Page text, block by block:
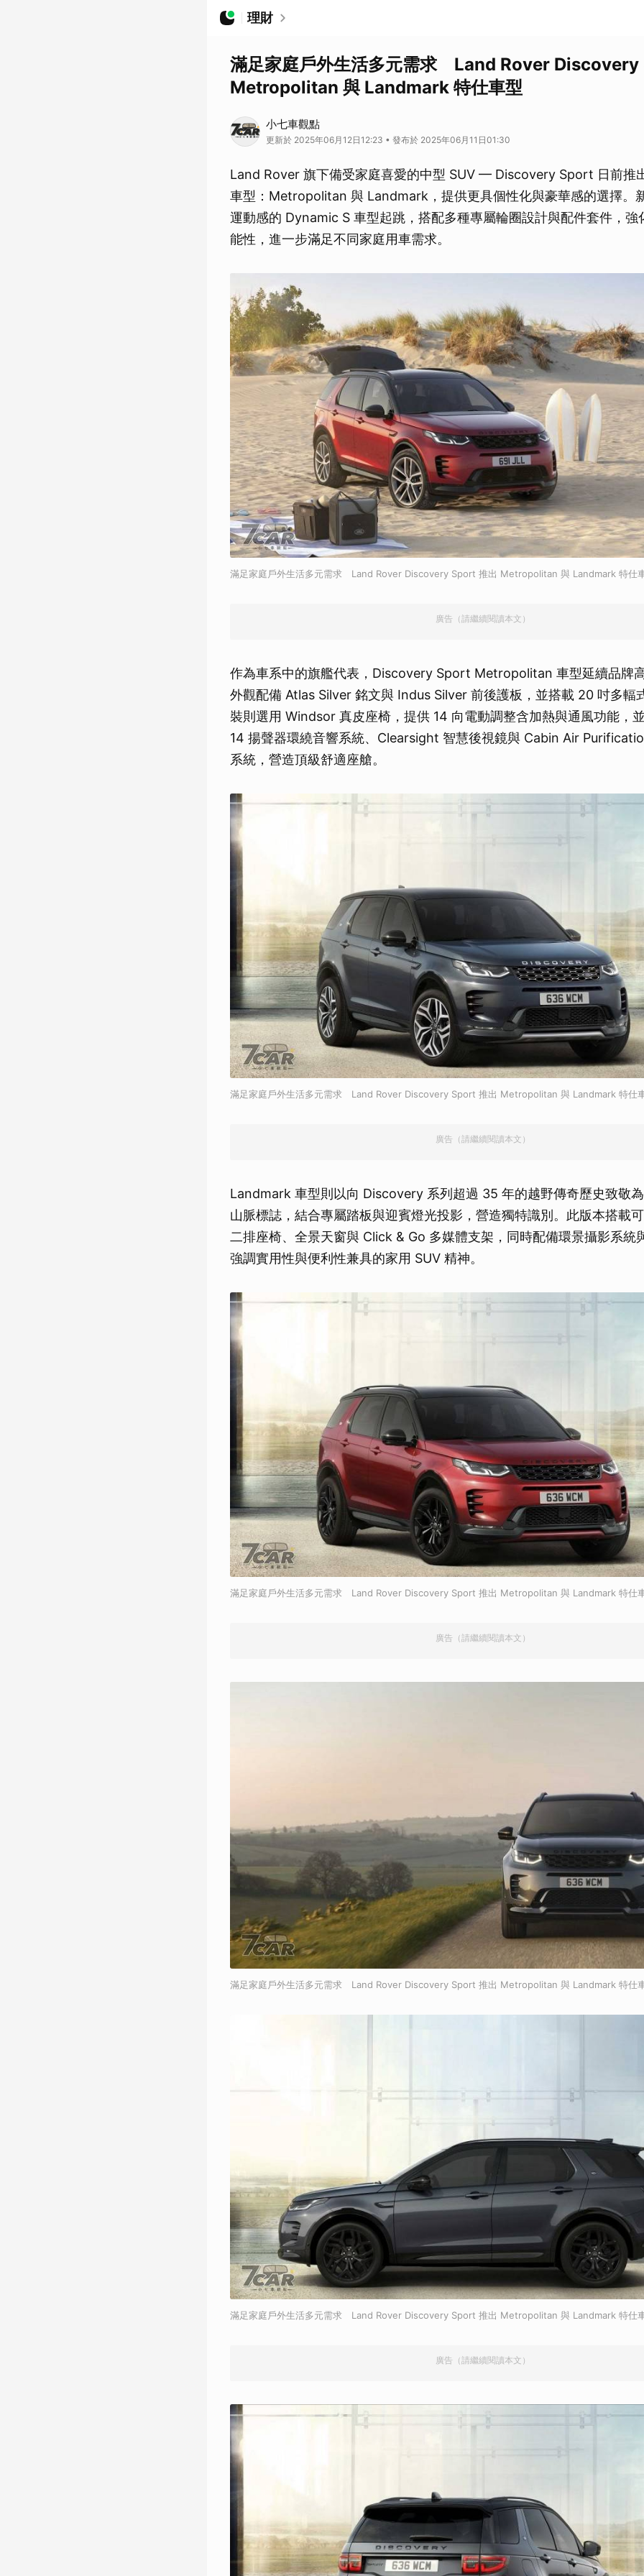
理財
滿足家庭戶外生活多元需求 Land Rover Discovery
Metropolitan 與 Landmark 特仕車型
小七車觀點
更新於 2025年06月12日12:23 • 發布於 2025年06月11日01:30
Land Rover 旗下備受家庭喜愛的中型 SUV — Discovery Sport 日前推
車型：Metropolitan 與 Landmark，提供更具個性化與豪華感的選擇。
運動感的 Dynamic S 車型起跳，搭配多種專屬輪圈設計與配件套件，強
能性，進一步滿足不同家庭用車需求。
滿足家庭戶外生活多元需求 Land Rover Discovery Sport 推出 Metropolitan 與 Landmark 特仕
廣告（請繼續閱讀本文）
作為車系中的旗艦代表，Discovery Sport Metropolitan 車型延續品牌
外觀配備 Atlas Silver 銘文與 Indus Silver 前後護板，並搭載 20 吋多輻
裝則選用 Windsor 真皮座椅，提供 14 向電動調整含加熱與通風功能，
14 揚聲器環繞音響系統、Clearsight 智慧後視鏡與 Cabin Air
系統，營造頂級舒適座艙。
滿足家庭戶外生活多元需求 Land Rover Discovery Sport 推出 Metropolitan 與 Landmark 特仕
廣告（請繼續閱讀本文）
Landmark 車型則以向 Discovery 系列超過 35 年的越野傳奇歷史致敬
山脈標誌，結合專屬踏板與迎賓燈光投影，營造獨特識別。此版本搭載
二排座椅、全景天窗與 Click & Go 多媒體支架，同時配備環景攝影系統
強調實用性與便利性兼具的家用 SUV 精神。
滿足家庭戶外生活多元需求 Land Rover Discovery Sport 推出 Metropolitan 與 Landmark 特仕
廣告（請繼續閱讀本文）
滿足家庭戶外生活多元需求 Land Rover Discovery Sport 推出 Metropolitan 與 Landmark 特仕
滿足家庭戶外生活多元需求 Land Rover Discovery Sport 推出 Metropolitan 與 Landmark 特仕
廣告（請繼續閱讀本文）